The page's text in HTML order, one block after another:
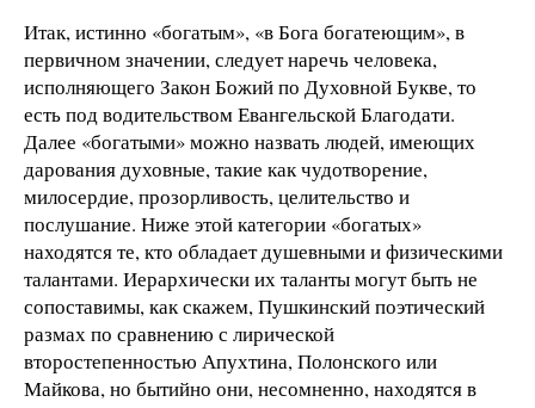
Итак, истинно «богатым», «в Бога богатеющим», в
первичном значении, следует наречь человека,
исполняющего Закон Божий по Духовной Букве, то
есть под водительством Евангельской Благодати.
Далее «богатыми» можно назвать людей, имеющих
дарования духовные, такие как чудотворение,
милосердие, прозорливость, целительство и
послушание. Ниже этой категории «богатых»
находятся те, кто обладает душевными и физическими
талантами. Иерархически их таланты могут быть не
сопоставимы, как скажем, Пушкинский поэтический
размах по сравнению с лирической
второстепенностью Апухтина, Полонского или
Майкова, но бытийно они, несомненно, находятся в